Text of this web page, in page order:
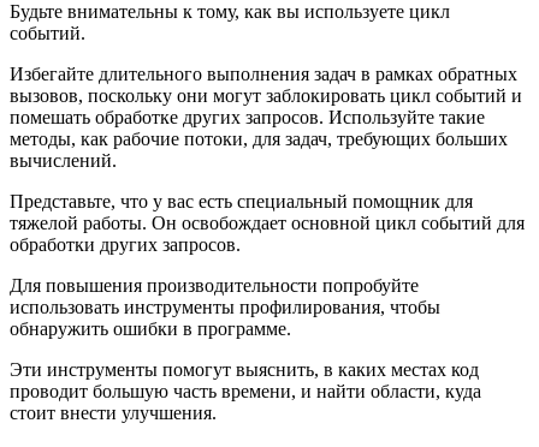
Будьте внимательны к тому, как вы используете цикл
событий.
Избегайте длительного выполнения задач в рамках обратных
вызовов, поскольку они могут заблокировать цикл событий и
помешать обработке других запросов. Используйте такие
методы, как рабочие потоки, для задач, требующих больших
вычислений.
Представьте, что у вас есть специальный помощник для
тяжелой работы. Он освобождает основной цикл событий для
обработки других запросов.
Для повышения производительности попробуйте
использовать инструменты профилирования, чтобы
обнаружить ошибки в программе.
Эти инструменты помогут выяснить, в каких местах код
проводит большую часть времени, и найти области, куда
стоит внести улучшения.